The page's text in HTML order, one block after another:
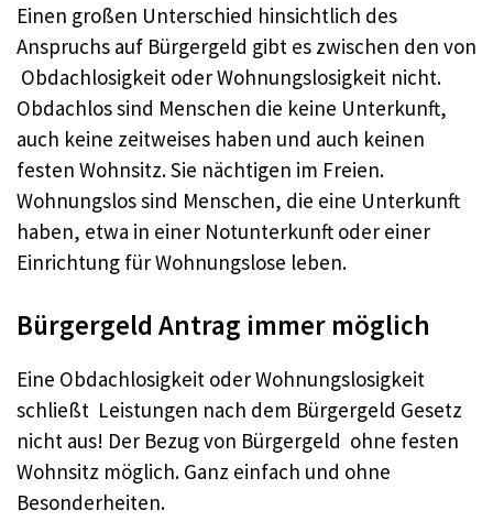
Einen großen Unterschied hinsichtlich des
Anspruchs auf Bürgergeld gibt es zwischen den von
Obdachlosigkeit oder Wohnungslosigkeit nicht.
Obdachlos sind Menschen die keine Unterkunft,
auch keine zeitweises haben und auch keinen
festen Wohnsitz. Sie nächtigen im Freien.
Wohnungslos sind Menschen, die eine Unterkunft
haben, etwa in einer Notunterkunft oder einer
Einrichtung für Wohnungslose leben.
Bürgergeld Antrag immer möglich
Eine Obdachlosigkeit oder Wohnungslosigkeit
schließt Leistungen nach dem Bürgergeld Gesetz
nicht aus! Der Bezug von Bürgergeld ohne festen
Wohnsitz möglich. Ganz einfach und ohne
Besonderheiten.